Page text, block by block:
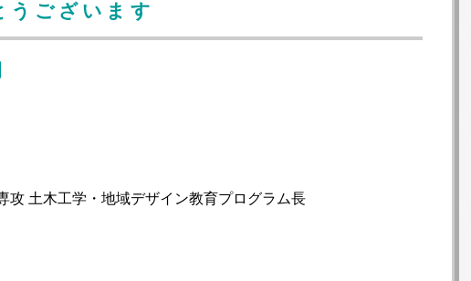
うございます
攻 土木工学・地域デザイン教育プログラム長